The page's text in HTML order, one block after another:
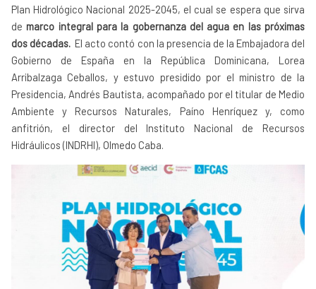
Plan Hidrológico Nacional 2025-2045, el cual se espera que sirva
de marco integral para la gobernanza del agua en las próximas
dos décadas. El acto contó con la presencia de la Embajadora del
Gobierno de España en la República Dominicana, Lorea
Arribalzaga Ceballos, y estuvo presidido por el ministro de la
Presidencia, Andrés Bautista, acompañado por el titular de Medio
Ambiente y Recursos Naturales, Paíno Henríquez y, como
anfitrión, el director del Instituto Nacional de Recursos
Hidráulicos (INDRHI), Olmedo Caba.